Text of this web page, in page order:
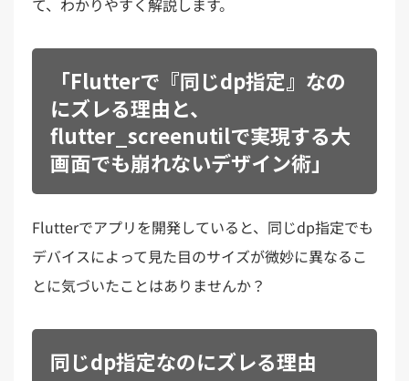
て、わかりやすく解説します。
「Flutterで『同じdp指定』なの
にズレる理由と、
flutter_screenutilで実現する大
画面でも崩れないデザイン術」
Flutterでアプリを開発していると、同じdp指定でも
デバイスによって見た目のサイズが微妙に異なるこ
とに気づいたことはありませんか？
同じdp指定なのにズレる理由